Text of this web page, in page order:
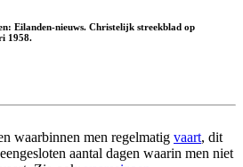
Eilanden-nieuws. Christelijk streekblad op
1958.
waarbinnen men regelmatig vaart, dit
aantal dagen waarin men niet